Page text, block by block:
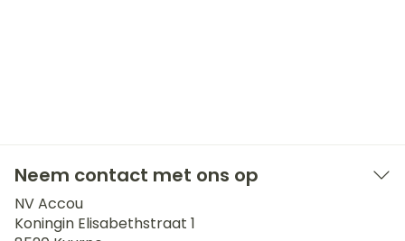
Neem contact met ons op
NV Accou
Koningin Elisabethstraat 1